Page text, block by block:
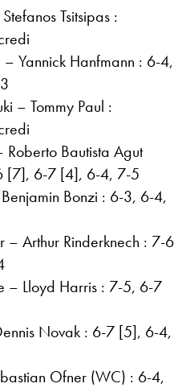
Tsitsipas :
Yannick Hanfmann : 6-4,
– Tommy Paul :
Roberto Bautista Agut
[7], 6-7 [4], 6-4, 7-5
Bonzi : 6-3, 6-4,
– Arthur Rinderknech : 7-6
– Lloyd Harris : 7-5, 6-7
Novak : 6-7 [5], 6-4,
Ofner (WC) : 6-4,